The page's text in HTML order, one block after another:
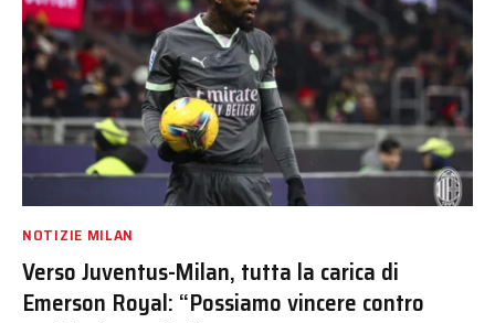
NOTIZIE MILAN
Verso Juventus-Milan, tutta la carica di
Emerson Royal: “Possiamo vincere contro